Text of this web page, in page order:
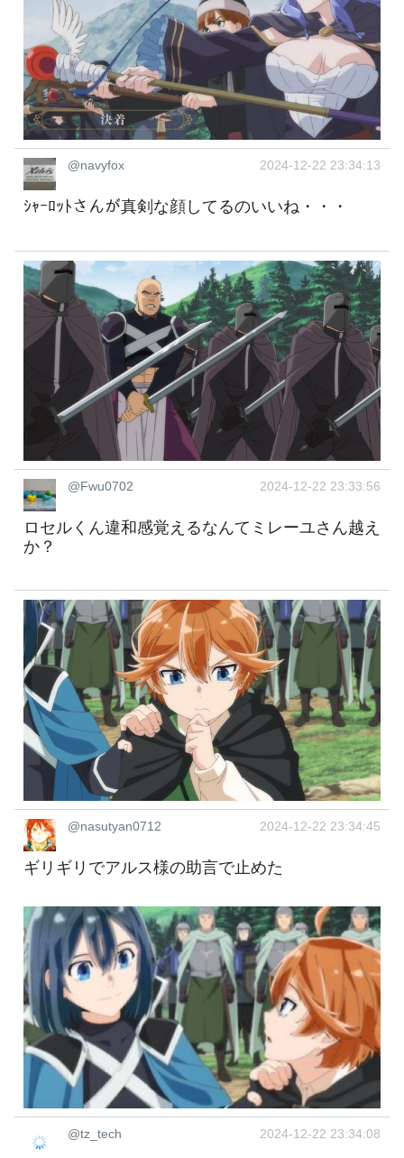
@navyfox 2024-12-22 23:34:13
ｼｬｰﾛｯﾄさんが真剣な顔してるのいいね・・・
@Fwu0702 2024-12-22 23:33:56
ロセルくん違和感覚えるなんてミレーユさん越え
か？
@nasutyan0712 2024-12-22 23:34:45
ギリギリでアルス様の助言で止めた
@tz_tech 2024-12-22 23:34:08